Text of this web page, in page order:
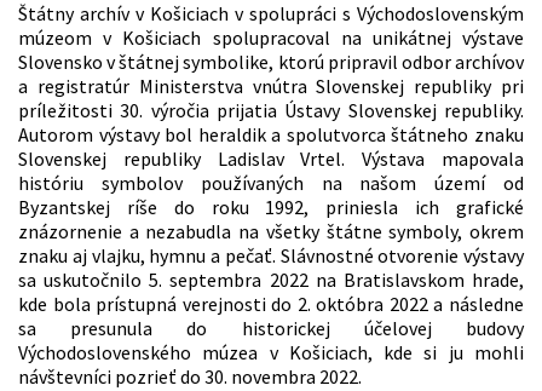
Štátny archív v Košiciach v spolupráci s Východoslovenským
múzeom v Košiciach spolupracoval na unikátnej výstave
Slovensko v štátnej symbolike, ktorú pripravil odbor archívov
a registratúr Ministerstva vnútra Slovenskej republiky pri
príležitosti 30. výročia prijatia Ústavy Slovenskej republiky.
Autorom výstavy bol heraldik a spolutvorca štátneho znaku
Slovenskej republiky Ladislav Vrtel. Výstava mapovala
históriu symbolov používaných na našom území od
Byzantskej ríše do roku 1992, priniesla ich grafické
znázornenie a nezabudla na všetky štátne symboly, okrem
znaku aj vlajku, hymnu a pečať. Slávnostné otvorenie výstavy
sa uskutočnilo 5. septembra 2022 na Bratislavskom hrade,
kde bola prístupná verejnosti do 2. októbra 2022 a následne
sa presunula do historickej účelovej budovy
Východoslovenského múzea v Košiciach, kde si ju mohli
návštevníci pozrieť do 30. novembra 2022.